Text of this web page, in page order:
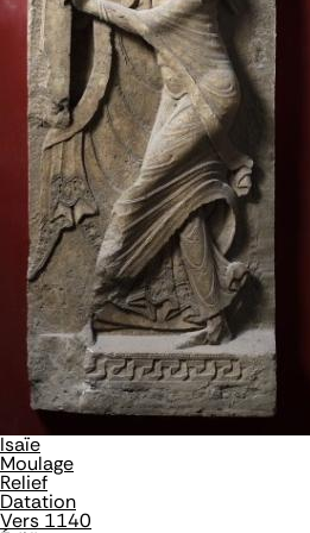
Isaïe
Moulage
Relief
Datation
Vers 1140